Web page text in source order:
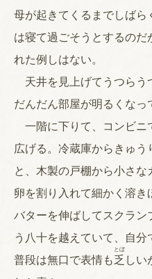
母が起きてくるまでしば
は寝て過ごそうとするの
れた例しはない。
天井を見上げてうつらう
だんだん部屋が明るくなっ
一階に下りて、コンビニ
広げる。冷蔵庫からきゅ
と、木製の戸棚から小さ
卵を割り入れて細かく溶
バターを伸ばしてスクラン
う八十を越えていて、自分
普段は無口で表情も乏
とぼ
しい